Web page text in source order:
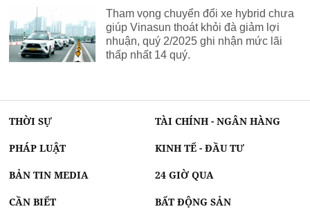
Tham vọng chuyển đổi xe hybrid chưa
giúp Vinasun thoát khỏi đà giảm lợi
nhuận, quý 2/2025 ghi nhận mức lãi
thấp nhất 14 quý.
THỜI SỰ TÀI CHÍNH - NGÂN HÀNG
PHÁP LUẬT KINH TẾ - ĐẦU TƯ
BẢN TIN MEDIA 24 GIỜ QUA
CẦN BIẾT BẤT ĐỘNG SẢN